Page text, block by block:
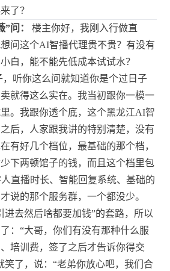
了？
问：
楼主你好，我刚入行做直
问这个AI智播代理贵不贵？有没有
白，能不能先低成本试试水？
，听你这么问就知道你是个过日子
就得这么实在。我当初跟你一模一
。我跟你透个底，这个黑龙江AI智
后，人家跟我讲的特别清楚，没有
有好几个档位，最基础的那个档，
下两顿馆子的钱，而且这个档里包
直播时长、智能回复系统、基础的
说的那个服务群，一个都没少。
进去然后啥都要加钱”的套路，所以
：“大哥，你们有没有那种什么服
培训费，签了之后才告诉你得交
笑了，说：“老弟你放心吧，我们合